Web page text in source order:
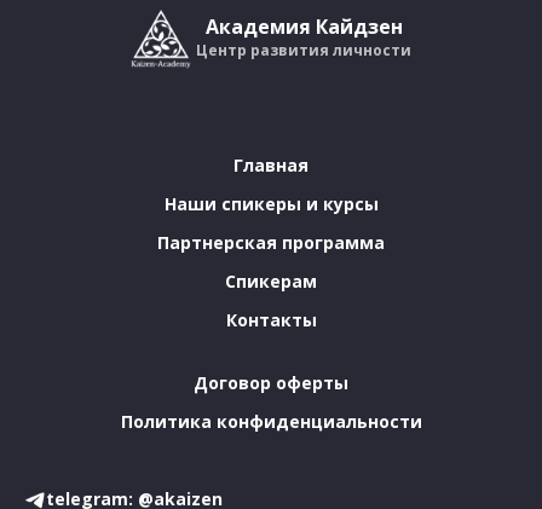
Академия Кайдзен
Центр развития личности
Главная
Наши спикеры и курсы
Партнерская программа
Спикерам
Контакты
Договор оферты
Политика конфиденциальности
telegram: @akaizen